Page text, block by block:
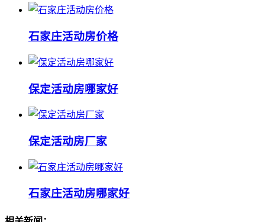
石家庄活动房价格
保定活动房哪家好
保定活动房厂家
石家庄活动房哪家好